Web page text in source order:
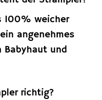
100% weicher
angenehmes
Babyhaut und
richtig?